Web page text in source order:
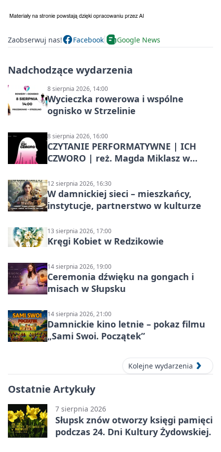
Zaobserwuj nas! Facebook Google News
Nadchodzące wydarzenia
8 sierpnia 2026, 14:00
Wycieczka rowerowa i wspólne
ognisko w Strzelinie
8 sierpnia 2026, 16:00
CZYTANIE PERFORMATYWNE | ICH
CZWORO | reż. Magda Miklasz w
12 sierpnia 2026, 16:30
W damnickiej sieci – mieszkańcy,
instytucje, partnerstwo w kulturze
13 sierpnia 2026, 17:00
Kręgi Kobiet w Redzikowie
14 sierpnia 2026, 19:00
Ceremonia dźwięku na gongach i
misach w Słupsku
14 sierpnia 2026, 21:00
Damnickie kino letnie – pokaz filmu
„Sami Swoi. Początek”
Kolejne wydarzenia
Ostatnie Artykuły
7 sierpnia 2026
Słupsk znów otworzy księgi pamięci
podczas 24. Dni Kultury Żydowskiej.